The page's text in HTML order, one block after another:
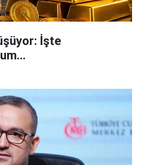
İşte